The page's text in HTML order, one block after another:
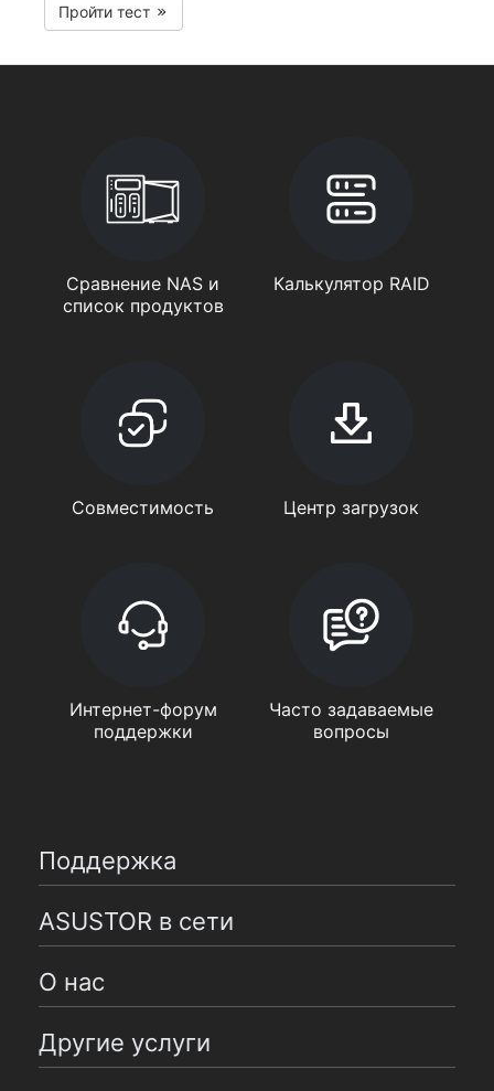
Пройти тест
Сравнение NAS и
список продуктов
Калькулятор RAID
Совместимость Центр загрузок
Интернет-форум
поддержки
Часто задаваемые
вопросы
Поддержка
ASUSTOR в сети
О нас
Другие услуги